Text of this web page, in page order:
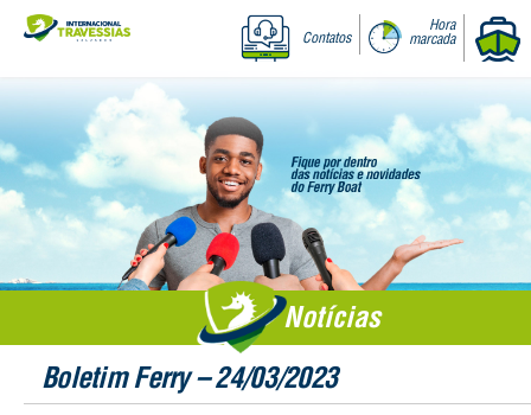
Contatos
Hora
marcada
Notícias
Boletim Ferry – 24/03/2023